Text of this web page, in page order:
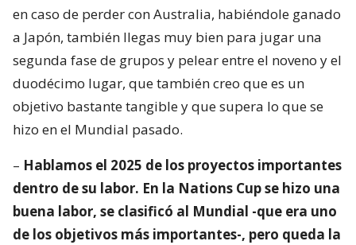
en caso de perder con Australia, habiéndole ganado
a Japón, también llegas muy bien para jugar una
segunda fase de grupos y pelear entre el noveno y el
duodécimo lugar, que también creo que es un
objetivo bastante tangible y que supera lo que se
hizo en el Mundial pasado.
– Hablamos el 2025 de los proyectos importantes
dentro de su labor. En la Nations Cup se hizo una
buena labor, se clasificó al Mundial -que era uno
de los objetivos más importantes-, pero queda la